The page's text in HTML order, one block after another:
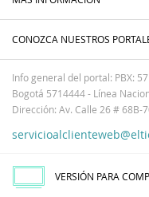
CONOZCA NUESTROS
Info general del portal: PBX:
Bogotá 5714444 - Línea
Dirección: Av. Calle 26 # 68B-
VERSIÓN PARA